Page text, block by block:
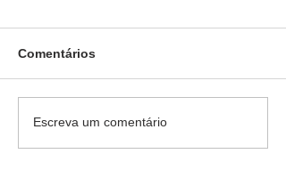
Comentários
Escreva um comentário